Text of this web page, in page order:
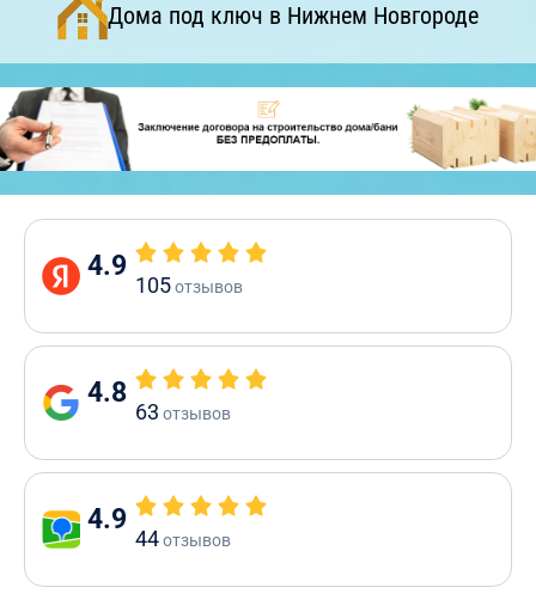
Дома под ключ в Нижнем Новгороде
4.9
105отзывов
4.8
63 отзывов
4.9
44отзывов